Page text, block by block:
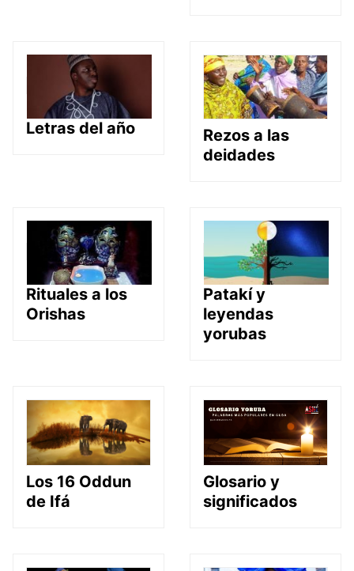
Letras del año
Rezos a las
deidades
Rituales a los
Orishas
Patakí y
leyendas
yorubas
Los 16 Oddun
de Ifá
Glosario y
significados